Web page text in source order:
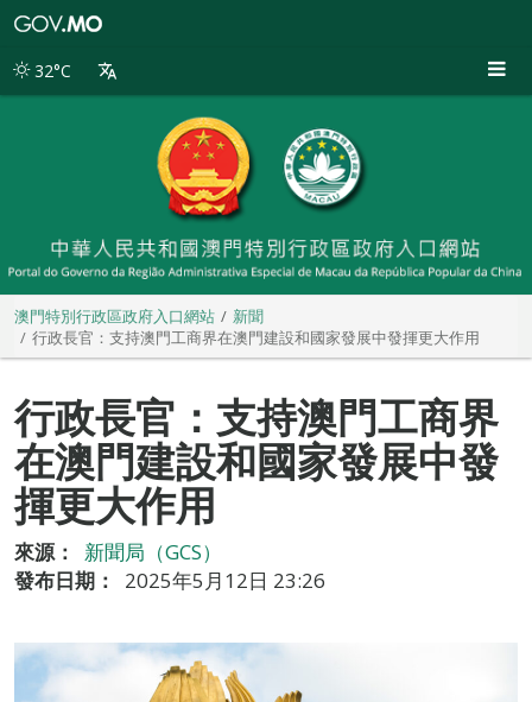
別
32°C
澳門特別行政區政府入口網站
新聞
行政長官：支持澳門工商界在澳門建設和國家發展中發揮更大作用
行政長官：支持澳門工商界
在澳門建設和國家發展中發
揮更大作用
來源：
新聞局（GCS）
發布日期：
2025年5月12日 23:26